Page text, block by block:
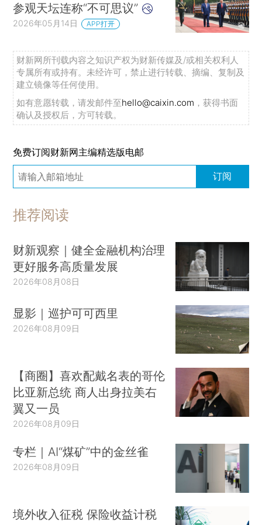
参观天坛连称“不可思议”
2026年05月14日 APP打开
财新网所刊载内容之知识产权为财新传媒及/或相关权利人
专属所有或持有。未经许可，禁止进行转载、摘编、复制及
建立镜像等任何使用。
如有意愿转载，请发邮件至hello@caixin.com ，获得书面
确认及授权后，方可转载。
免费订阅财新网主编精选版电邮
订阅
推荐阅读
财新观察｜健全金融机构治理
更好服务高质量发展
2026年08月08日
显影｜巡护可可西里
2026年08月09日
【商圈】喜欢配戴名表的哥伦
比亚新总统 商人出身拉美右
翼又一员
2026年08月09日
专栏｜AI“煤矿”中的金丝雀
2026年08月09日
境外收入征税 保险收益计税